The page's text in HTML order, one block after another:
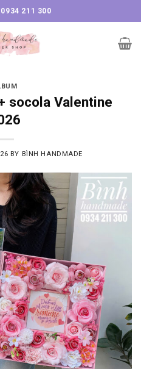
0934 211 300
socola Valentine
BY BÌNH HANDMADE